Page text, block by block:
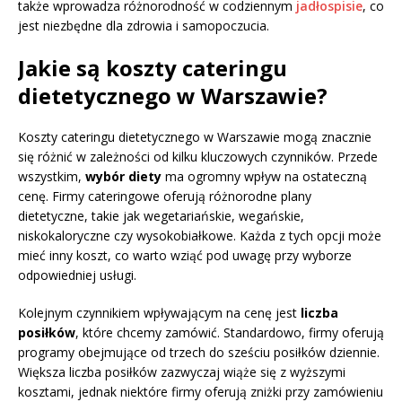
także wprowadza różnorodność w codziennym jadłospisie, co
jest niezbędne dla zdrowia i samopoczucia.
Jakie są koszty cateringu
dietetycznego w Warszawie?
Koszty cateringu dietetycznego w Warszawie mogą znacznie
się różnić w zależności od kilku kluczowych czynników. Przede
wszystkim, wybór diety ma ogromny wpływ na ostateczną
cenę. Firmy cateringowe oferują różnorodne plany
dietetyczne, takie jak wegetariańskie, wegańskie,
niskokaloryczne czy wysokobiałkowe. Każda z tych opcji może
mieć inny koszt, co warto wziąć pod uwagę przy wyborze
odpowiedniej usługi.
Kolejnym czynnikiem wpływającym na cenę jest liczba
posiłków, które chcemy zamówić. Standardowo, firmy oferują
programy obejmujące od trzech do sześciu posiłków dziennie.
Większa liczba posiłków zazwyczaj wiąże się z wyższymi
kosztami, jednak niektóre firmy oferują zniżki przy zamówieniu